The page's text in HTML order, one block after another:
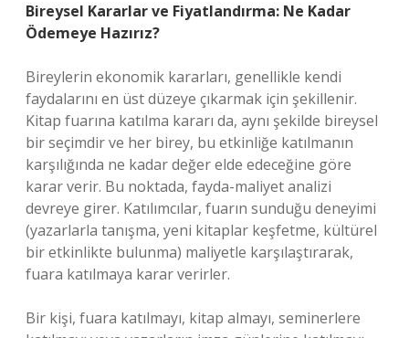
Bireysel Kararlar ve Fiyatlandırma: Ne Kadar
Ödemeye Hazırız?
Bireylerin ekonomik kararları, genellikle kendi
faydalarını en üst düzeye çıkarmak için şekillenir.
Kitap fuarına katılma kararı da, aynı şekilde bireysel
bir seçimdir ve her birey, bu etkinliğe katılmanın
karşılığında ne kadar değer elde edeceğine göre
karar verir. Bu noktada, fayda-maliyet analizi
devreye girer. Katılımcılar, fuarın sunduğu deneyimi
(yazarlarla tanışma, yeni kitaplar keşfetme, kültürel
bir etkinlikte bulunma) maliyetle karşılaştırarak,
fuara katılmaya karar verirler.
Bir kişi, fuara katılmayı, kitap almayı, seminerlere